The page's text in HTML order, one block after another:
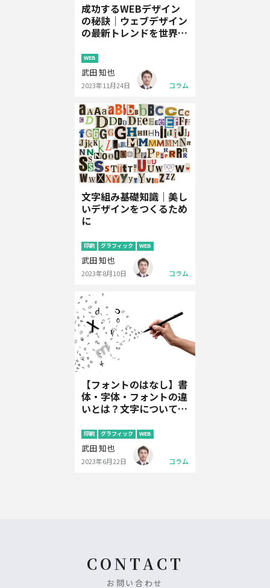
成功するWEBデザイン
の秘訣｜ウェブデザイン
の最新トレンドを世界3
WEB
武田 知也
2023年11月24日 コラム
文字組み基礎知識｜美し
いデザインをつくるため
に
印刷 グラフィック WEB
武田 知也
2023年8月10日 コラム
【フォントのはなし】書
体・字体・フォントの違
いとは？文字についての
印刷 グラフィック WEB
武田 知也
2023年6月22日 コラム
CONTACT
お問い合わせ